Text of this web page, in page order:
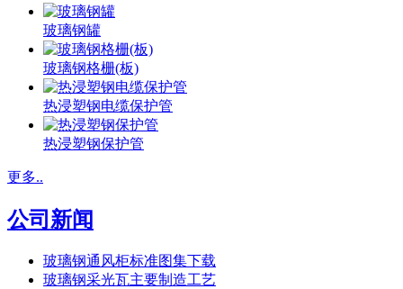
玻璃钢罐
玻璃钢格栅(板)
热浸塑钢电缆保护管
热浸塑钢保护管
更多..
公司新闻
玻璃钢通风柜标准图集下载
玻璃钢采光瓦主要制造工艺